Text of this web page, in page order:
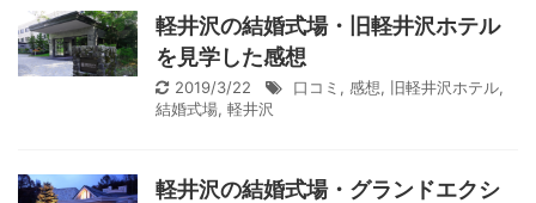
軽井沢の結婚式場・旧軽井沢ホテル
を見学した感想
2019/3/22 口コミ , 感想, 旧軽井沢ホテル,
結婚式場, 軽井沢
軽井沢の結婚式場・グランドエクシ